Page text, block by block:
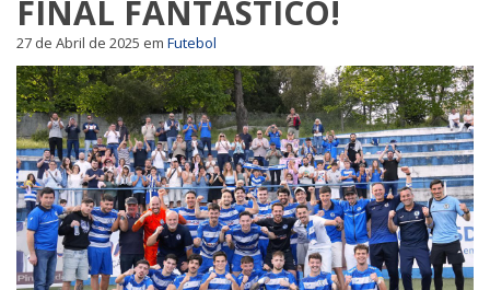
FINAL FANTÁSTICO!
27 de Abril de 2025 em Futebol